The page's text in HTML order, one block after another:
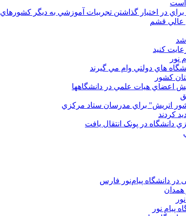
در اختيار گذاشتن تجربيات آموزشي به ديگر کشورهاي
عالي قشم
شد
کنید
نور
هاي دولتي وام مي گيرند
اعضاي هيات علمي در دانشگاهها
اتريش" براي مدرسان ستاد مرکزي
در پونک انتقال يافت
دانشگاه پیام‌نور فارس
همدان
پیام نور